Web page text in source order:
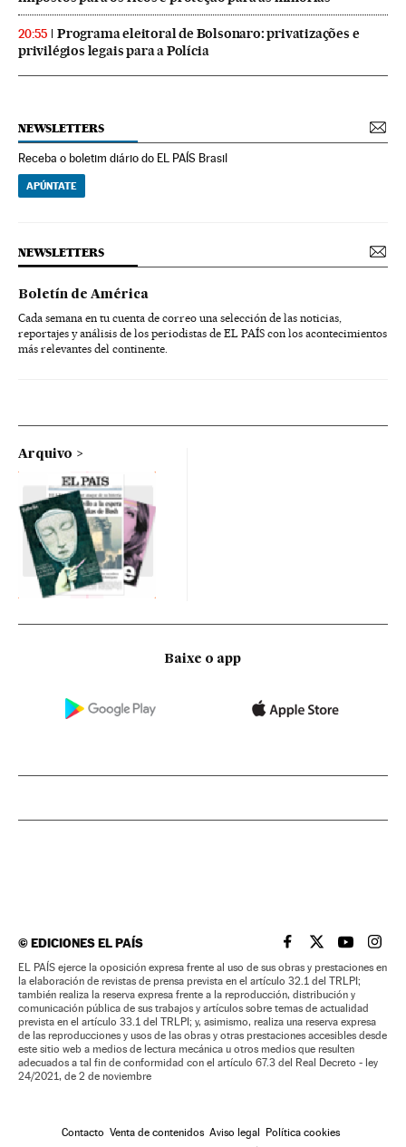
20:55
Programa eleitoral de Bolsonaro: privatizações e
privilégios legais para a Polícia
NEWSLETTERS
Receba o boletim diário do EL PAÍS Brasil
APÚNTATE
NEWSLETTERS
Boletín de América
Cada semana en tu cuenta de correo una selección de las noticias,
reportajes y análisis de los periodistas de EL PAÍS con los acontecimientos
más relevantes del continente.
Arquivo
Baixe o app
©EDICIONES EL PAÍS EL PAÍS BRASIL EN
EL PAÍSEL PAÍS
EL
EL PAÍS ejerce la oposición expresa frente al uso de sus obras y prestaciones en
la elaboración de revistas de prensa prevista en el artículo 32.1 del TRLPI;
también realiza la reserva expresa frente a la reproducción, distribución y
comunicación pública de sus trabajos y artículos sobre temas de actualidad
prevista en el artículo 33.1 del TRLPI; y, asimismo, realiza una reserva expresa
de las reproducciones y usos de las obras y otras prestaciones accesibles desde
este sitio web a medios de lectura mecánica u otros medios que resulten
adecuados a tal fin de conformidad con el artículo 67.3 del Real Decreto - ley
24/2021, de 2 de noviembre
Contacto Venta de contenidos Aviso legal
Política cookies